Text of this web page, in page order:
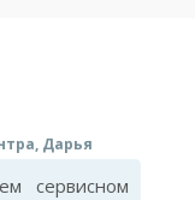
Дарья
сервисном